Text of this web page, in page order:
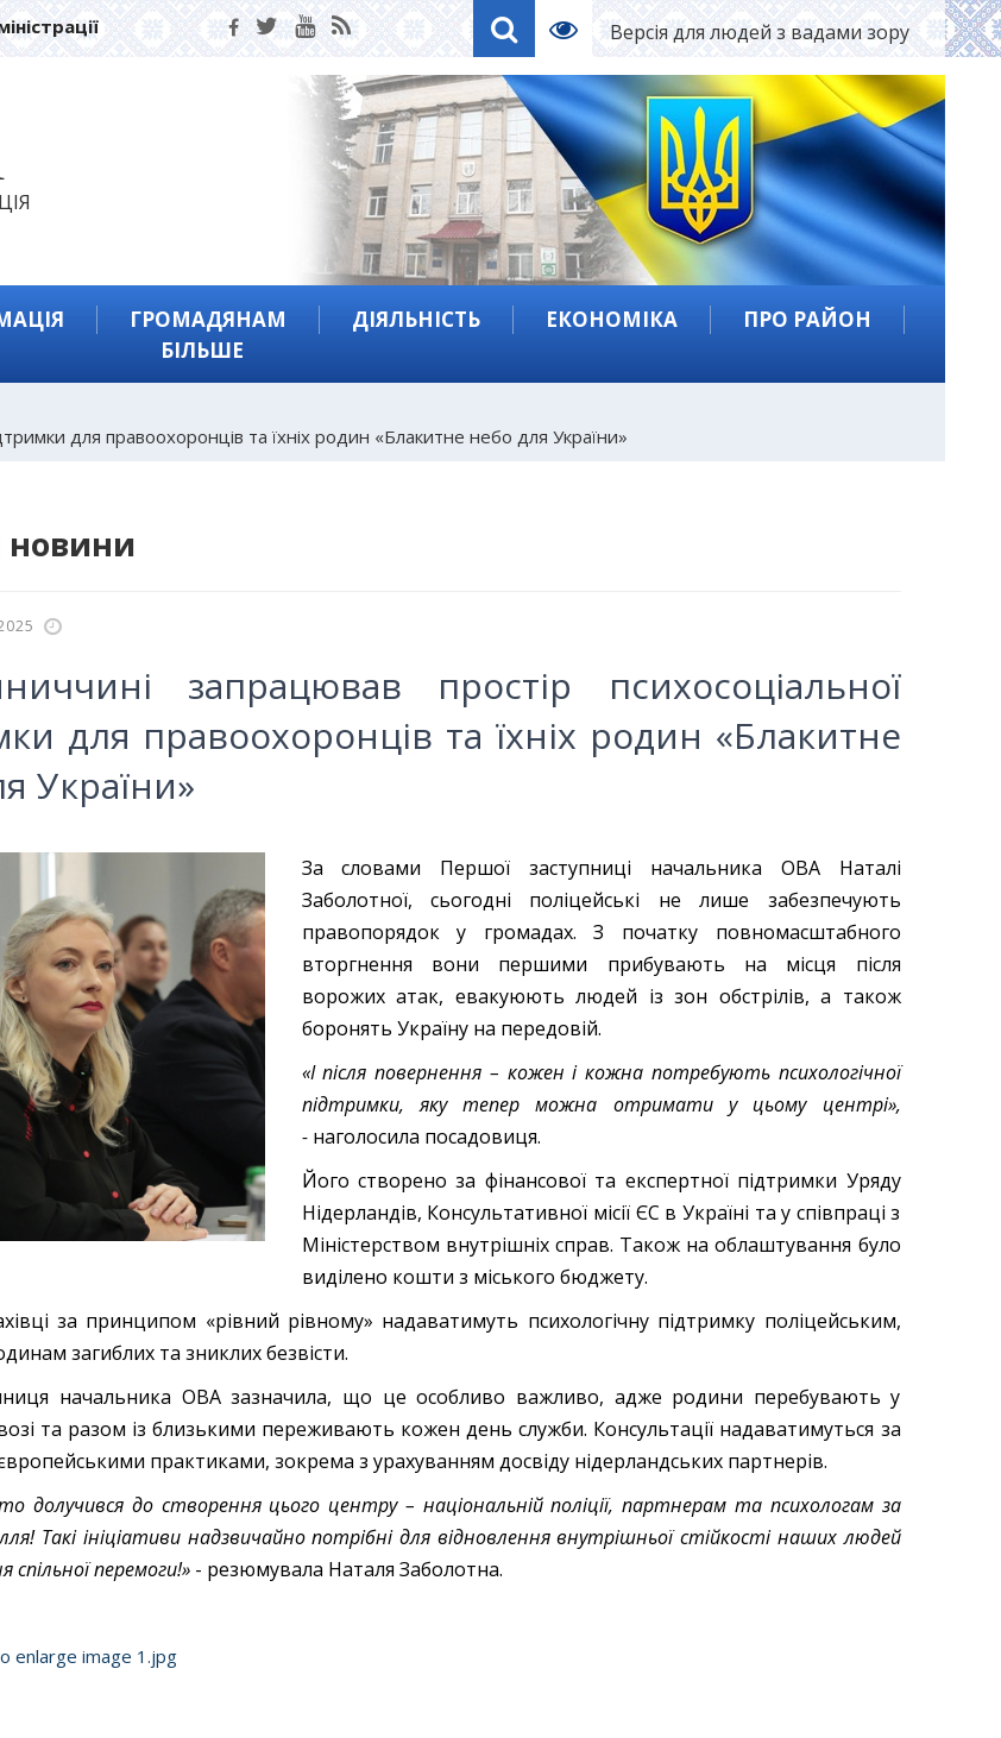
Версія для людей з вадами зору
ГРОМАДЯНАМ ДІЯЛЬНІСТЬ ЕКОНОМІКА
ПРО РАЙОН
БІЛЬШЕ
для правоохоронців та їхніх родин «Блакитне небо для України»
новини
запрацював простір психосоціальної
для правоохоронців та їхніх родин «Блакитне
України»
За словами Першої заступниці начальника ОВА Наталі
Заболотної, сьогодні поліцейські не лише забезпечують
правопорядок у громадах. З початку повномасштабного
вторгнення вони першими прибувають на місця після
ворожих атак, евакуюють людей із зон обстрілів, а також
боронять Україну на передовій.
«І після повернення – кожен і кожна потребують психологічної
підтримки, яку тепер можна отримати у цьому центрі»,
-наголосила посадовиця.
Його створено за фінансової та експертної підтримки Уряду
Нідерландів, Консультативної місії ЄС в Україні та у співпраці з
Міністерством внутрішніх справ. Також на облаштування було
виділено кошти з міського бюджету.
за принципом «рівний рівному» надаватимуть психологічну підтримку поліцейським,
загиблих та зниклих безвісти.
начальника ОВА зазначила, що це особливо важливо, адже родини перебувають у
та разом із близькими переживають кожен день служби. Консультації надаватимуться за
практиками, зокрема з урахуванням досвіду нідерландських партнерів.
долучився до створення цього центру – національній поліції, партнерам та психологам за
Такі ініціативи надзвичайно потрібні для відновлення внутрішньої стійкості наших людей
перемоги!»- резюмувала Наталя Заболотна.